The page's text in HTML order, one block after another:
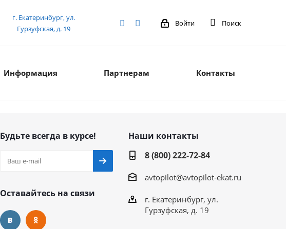
г. Екатеринбург, ул.
Гурзуфская, д. 19
Войти Поиск
Информация Партнерам Контакты
Будьте всегда в курсе!
Оставайтесь на связи
Наши контакты
8 (800) 222-72-84
avtopilot@avtopilot-ekat.ru
г. Екатеринбург, ул.
Гурзуфская, д. 19